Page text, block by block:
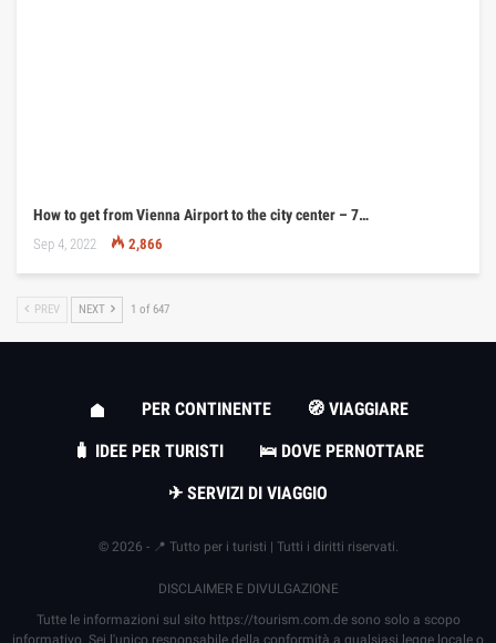
How to get from Vienna Airport to the city center – 7…
Sep 4, 2022 2,866
PREV NEXT 1 of 647
PER CONTINENTE
🧭 VIAGGIARE
🧳 IDEE PER TURISTI
🛌 DOVE PERNOTTARE
✈ SERVIZI DI VIAGGIO
© 2026 - 📍 Tutto per i turisti | Tutti i diritti riservati.
DISCLAIMER E DIVULGAZIONE
Tutte le informazioni sul sito https://tourism.com.desono solo a scopo